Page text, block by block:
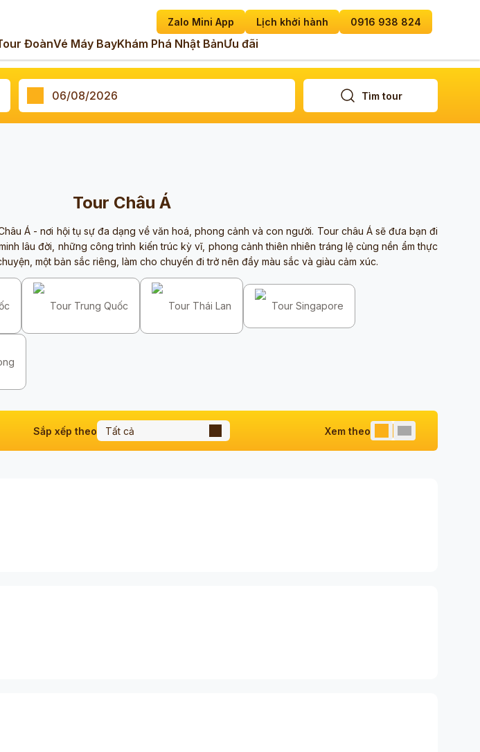
Zalo Mini App Lịch khởi hành 0916 938 824
ĐoànVé Máy BayKhám Phá Nhật BảnƯu đãi
Tìm tour
Tour Châu Á
Á - nơi hội tụ sự đa dạng về văn hoá, phong cảnh và con người. Tour châu Á sẽ đưa bạn đi
lâu đời, những công trình kiến trúc kỳ vĩ, phong cảnh thiên nhiên tráng lệ cùng nền ẩm thực
một bản sắc riêng, làm cho chuyến đi trở nên đầy màu sắc và giàu cảm xúc.
Tour Trung Quốc Tour Thái Lan Tour Singapore
Sắp xếp theo Tất cả Xem theo